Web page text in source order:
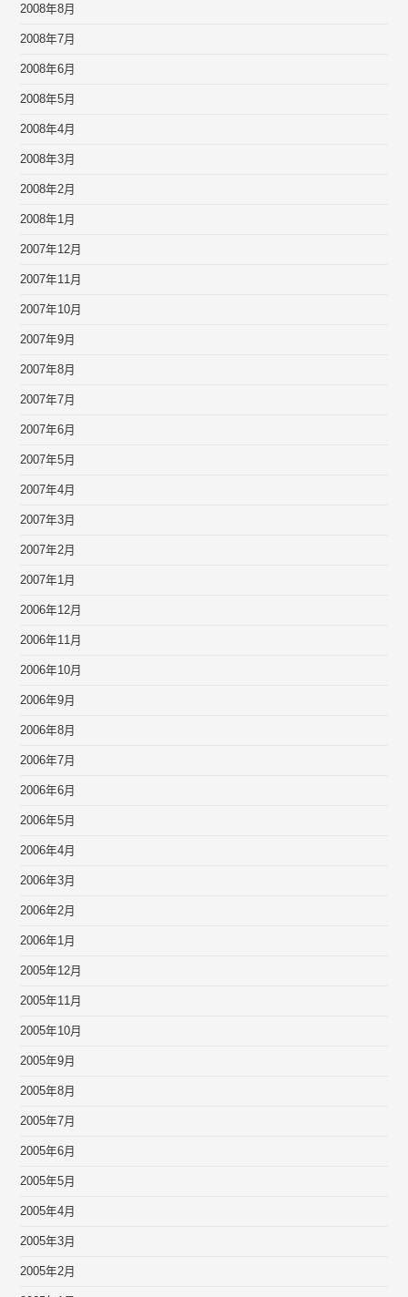
2008年8月
2008年7月
2008年6月
2008年5月
2008年4月
2008年3月
2008年2月
2008年1月
2007年12月
2007年11月
2007年10月
2007年9月
2007年8月
2007年7月
2007年6月
2007年5月
2007年4月
2007年3月
2007年2月
2007年1月
2006年12月
2006年11月
2006年10月
2006年9月
2006年8月
2006年7月
2006年6月
2006年5月
2006年4月
2006年3月
2006年2月
2006年1月
2005年12月
2005年11月
2005年10月
2005年9月
2005年8月
2005年7月
2005年6月
2005年5月
2005年4月
2005年3月
2005年2月